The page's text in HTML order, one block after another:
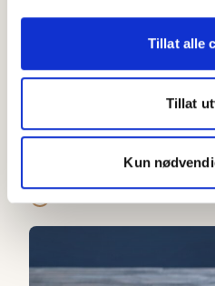
Tillat alle
Tillat
Kun
Sellerirot- og eplesalat
4 (41)
Syltet sellerirot